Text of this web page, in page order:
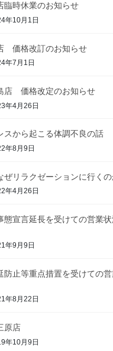
臨時休業のお知らせ
年10月1日
価格改訂のお知らせ
年7月1日
店 価格改定のお知らせ
年4月26日
スから起こる体調不良の話
年8月9日
ぜリラクゼーションに行くの
年4月26日
態宣言延長を受けての営業
年9月9日
防止等重点措置を受けての
年8月22日
原店
年10月9日